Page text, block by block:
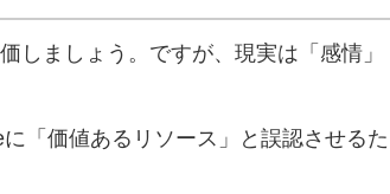
しましょう。ですが、現実は「感情」
「価値あるリソース」と誤認させるた